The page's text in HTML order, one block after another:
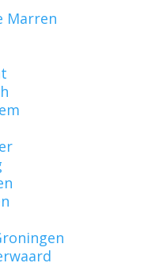
Marren